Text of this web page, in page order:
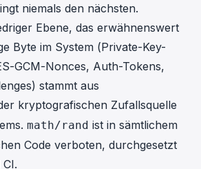
niemals den nächsten.
Ebene, das erwähnenswert
Byte im System (Private-Key-
GCM-Nonces, Auth-Tokens,
stammt aus
kryptografischen Zufallsquelle
math/rand ist in sämtlichem
Code verboten, durchgesetzt